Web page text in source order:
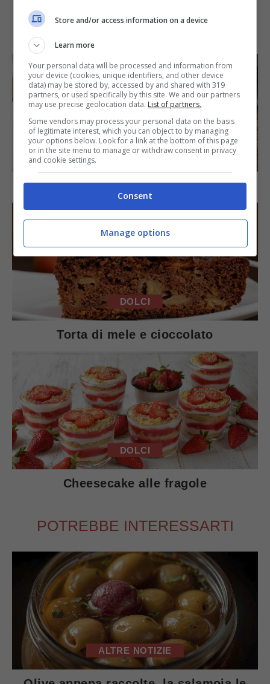
IN PRIMO PIANO
SECONDI PIATTI
Arista di maiale al latte
DOLCI
Torta di mele e cioccolato
DOLCI
Cheesecake alle fragole
POTREBBE INTERESSARTI
ALTRE NOTIZIE
Store and/or access information on a device
Learn more
Your personal data will be processed and information from
your device (cookies, unique identifiers, and other device
data) may be stored by, accessed by and shared with 319
partners, or used specifically by this site. We and our partners
may use precise geolocation data. List of partners.
Some vendors may process your personal data on the basis
of legitimate interest, which you can object to by managing
your options below. Look for a link at the bottom of this page
or in the site menu to manage or withdraw consent in privacy
and cookie settings.
Consent
Manage options